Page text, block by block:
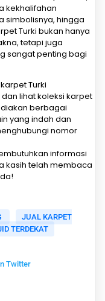
kekhalifahan
simbolisnya, hingga
Turki bukan hanya
tetapi juga
sangat penting bagi
Turki
dan lihat koleksi karpet
berbagai
yang indah dan
nomor
informasi
kasih telah membaca
JUAL KARPET
TERDEKAT
Twitter